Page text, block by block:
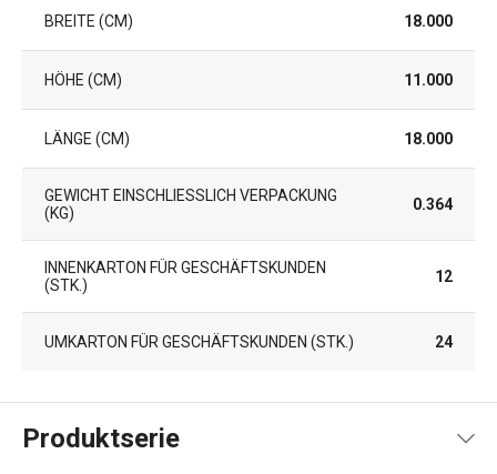
BREITE (CM) 18.000
HÖHE (CM) 11.000
LÄNGE (CM) 18.000
GEWICHT EINSCHLIESSLICH VERPACKUNG (
KG)
0.364
INNENKARTON FÜR GESCHÄFTSKUNDEN
(STK.)
12
UMKARTON FÜR GESCHÄFTSKUNDEN (STK.) 24
Produktserie